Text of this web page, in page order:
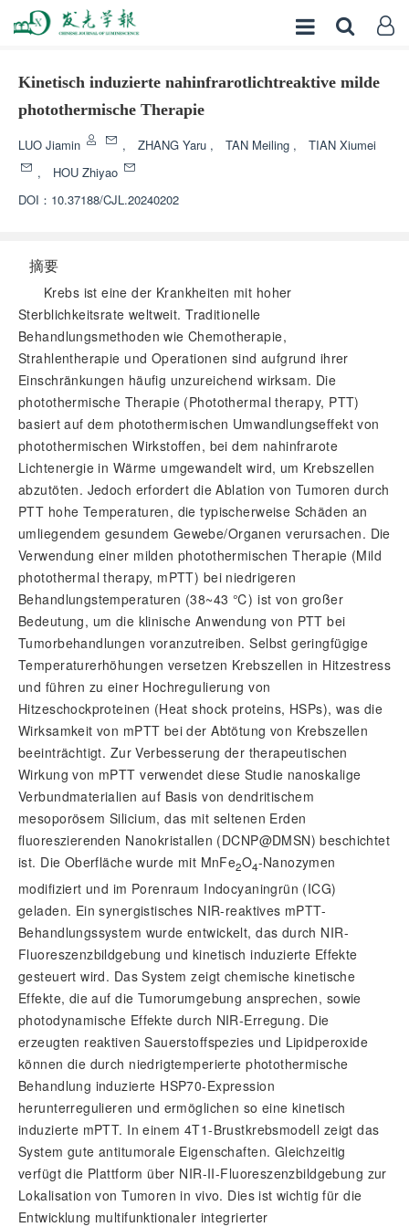
Kinetisch induzierte nahinfrarotlichtreaktive milde
photothermische Therapie
LUO Jiamin , ZHANG Yaru , TAN Meiling ,
TIAN Xiumei
,
HOU Zhiyao
DOI： 10.37188/CJL.20240202
摘要
Krebs ist eine der Krankheiten mit hoher
Sterblichkeitsrate weltweit. Traditionelle
Behandlungsmethoden wie Chemotherapie,
Strahlentherapie und Operationen sind aufgrund ihrer
Einschränkungen häufig unzureichend wirksam. Die
photothermische Therapie (Photothermal therapy, PTT)
basiert auf dem photothermischen Umwandlungseffekt von
photothermischen Wirkstoffen, bei dem nahinfrarote
Lichtenergie in Wärme umgewandelt wird, um Krebszellen
abzutöten. Jedoch erfordert die Ablation von Tumoren durch
PTT hohe Temperaturen, die typischerweise Schäden an
umliegendem gesundem Gewebe/Organen verursachen. Die
Verwendung einer milden photothermischen Therapie (Mild
photothermal therapy, mPTT) bei niedrigeren
Behandlungstemperaturen (38~43 ℃) ist von großer
Bedeutung, um die klinische Anwendung von PTT bei
Tumorbehandlungen voranzutreiben. Selbst geringfügige
Temperaturerhöhungen versetzen Krebszellen in Hitzestress
und führen zu einer Hochregulierung von
Hitzeschockproteinen (Heat shock proteins, HSPs), was die
Wirksamkeit von mPTT bei der Abtötung von Krebszellen
beeinträchtigt. Zur Verbesserung der therapeutischen
Wirkung von mPTT verwendet diese Studie nanoskalige
Verbundmaterialien auf Basis von dendritischem
mesoporösem Silicium, das mit seltenen Erden
fluoreszierenden Nanokristallen (DCNP@DMSN) beschichtet
ist. Die Oberfläche wurde mit MnFe2O4-Nanozymen
modifiziert und im Porenraum Indocyaningrün (ICG)
geladen. Ein synergistisches NIR-reaktives mPTT-
Behandlungssystem wurde entwickelt, das durch NIR-
Fluoreszenzbildgebung und kinetisch induzierte Effekte
gesteuert wird. Das System zeigt chemische kinetische
Effekte, die auf die Tumorumgebung ansprechen, sowie
photodynamische Effekte durch NIR-Erregung. Die
erzeugten reaktiven Sauerstoffspezies und Lipidperoxide
können die durch niedrigtemperierte photothermische
Behandlung induzierte HSP70-Expression
herunterregulieren und ermöglichen so eine kinetisch
induzierte mPTT. In einem 4T1-Brustkrebsmodell zeigt das
System gute antitumorale Eigenschaften. Gleichzeitig
verfügt die Plattform über NIR-II-Fluoreszenzbildgebung zur
Lokalisation von Tumoren in vivo. Dies ist wichtig für die
Entwicklung multifunktionaler integrierter